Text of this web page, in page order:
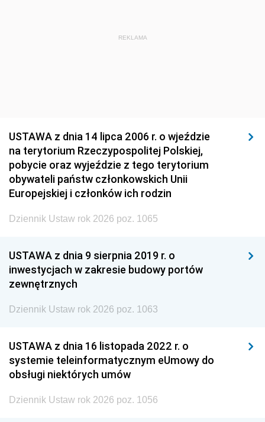
REKLAMA
USTAWA z dnia 14 lipca 2006 r. o wjeździe
na terytorium Rzeczypospolitej Polskiej,
pobycie oraz wyjeździe z tego terytorium
obywateli państw członkowskich Unii
Europejskiej i członków ich rodzin
Dziennik Ustaw rok 2026 poz. 1065
USTAWA z dnia 9 sierpnia 2019 r. o
inwestycjach w zakresie budowy portów
zewnętrznych
Dziennik Ustaw rok 2026 poz. 1063
USTAWA z dnia 16 listopada 2022 r. o
systemie teleinformatycznym eUmowy do
obsługi niektórych umów
Dziennik Ustaw rok 2026 poz. 1056